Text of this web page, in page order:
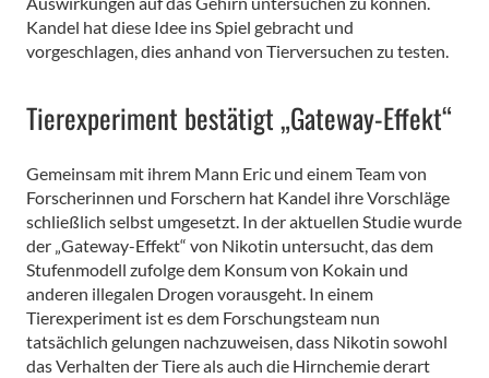
Kandel hat diese Idee ins Spiel gebracht und
vorgeschlagen, dies anhand von Tierversuchen zu testen.
Tierexperiment bestätigt „Gateway-Effekt“
Gemeinsam mit ihrem Mann Eric und einem Team von
Forscherinnen und Forschern hat Kandel ihre Vorschläge
schließlich selbst umgesetzt. In der aktuellen Studie wurde
der „Gateway-Effekt“ von Nikotin untersucht, das dem
Stufenmodell zufolge dem Konsum von Kokain und
anderen illegalen Drogen vorausgeht. In einem
Tierexperiment ist es dem Forschungsteam nun
tatsächlich gelungen nachzuweisen, dass Nikotin sowohl
das Verhalten der Tiere als auch die Hirnchemie derart